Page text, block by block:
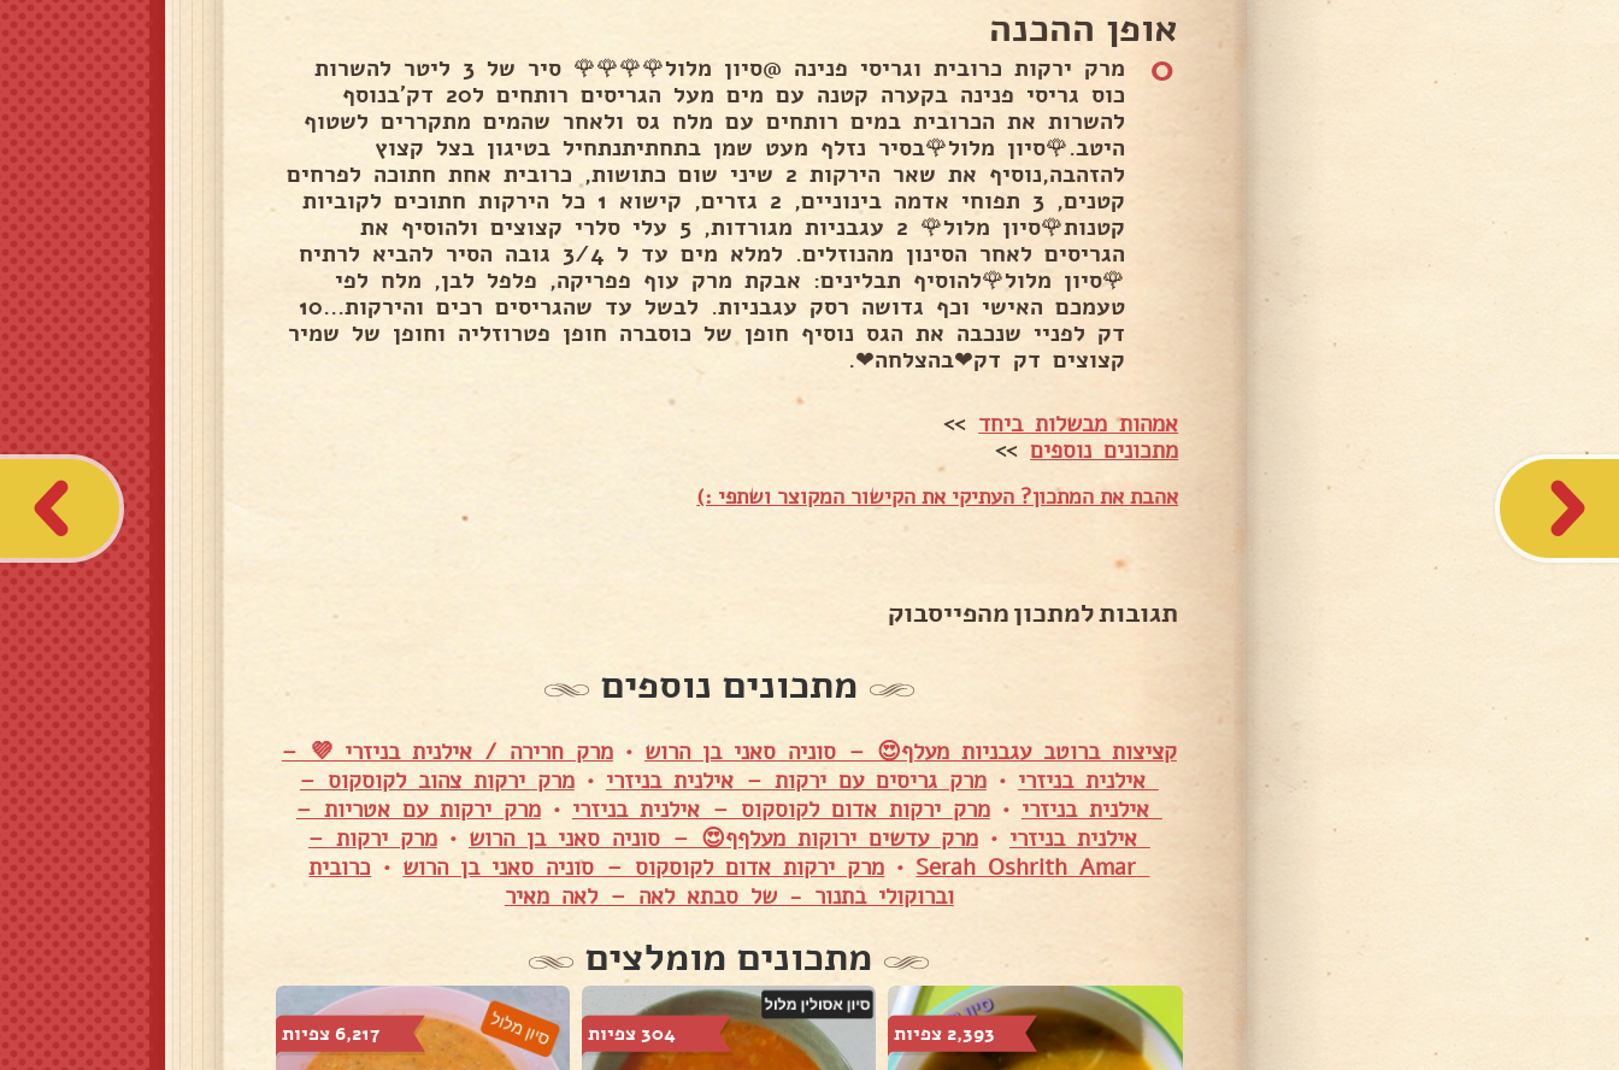
אופן ההכנה
0
מרק ירקות כרובית וגריסי פנינה @סיון מלול🌹🌹🌹🌹 סיר של 3 ליטר להשרות
כוס גריסי פנינה בקערה קטנה עם מים מעל הגריסים רותחים ל20 דק'בנוסף
להשרות את הכרובית במים רותחים עם מלח גס ולאחר שהמים מתקררים לשטוף
היטב.🌹סיון מלול🌹בסיר נזלף מעט שמן בתחתיתנתחיל בטיגון בצל קצוץ
להזהבה,נוסיף את שאר הירקות 2 שיני שום כתושות, כרובית אחת חתוכה לפרחים
קטנים, 3 תפוחי אדמה בינוניים, 2 גזרים, קישוא 1 כל הירקות חתוכים לקוביות
קטנות🌹סיון מלול🌹 2 עגבניות מגורדות, 5 עלי סלרי קצוצים ולהוסיף את
הגריסים לאחר הסינון מהנוזלים. למלא מים עד ל 3/4 גובה הסיר להביא לרתיח
🌹סיון מלול🌹להוסיף תבלינים: אבקת מרק עוף פפריקה, פלפל לבן, מלח לפי
טעמכם האישי וכף גדושה רסק עגבניות. לבשל עד שהגריסים רכים והירקות...10
דק לפניי שנכבה את הגס נוסיף חופן של כוסברה חופן פטרוזליה וחופן של שמיר
קצוצים דק דק❤בהצלחה❤.
אמהות מבשלות ביחד >>
מתכונים נוספים>>
אהבת את המתכון? העתיקי את הקישור המקוצר ושתפי :)
תגובות למתכון מהפייסבוק
מתכונים נוספים
קציצות ברוטב עגבניות מעלף😍 – סוניה סאני בן הרוש •מרק חרירה / אילנית בניזרי 💜 –
אילנית בניזרי •מרק גריסים עם ירקות – אילנית בניזרי •מרק ירקות צהוב לקוסקוס –
אילנית בניזרי •מרק ירקות אדום לקוסקוס – אילנית בניזרי •מרק ירקות עם אטריות –
אילנית בניזרי •מרק עדשים ירוקות מעלףף😍 – סוניה סאני בן הרוש •מרק ירקות –
• מרק ירקות אדום לקוסקוס – סוניה סאני בן הרוש • כרובית
וברוקולי בתנור - של סבתא לאה – לאה מאיר
מתכונים מומלצים
2,393 צפיות 304 צפיות 6,217 צפיות